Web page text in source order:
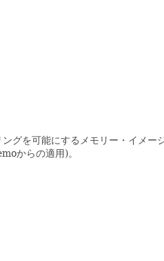
を可能にするメモリー・イメー
からの適用)。